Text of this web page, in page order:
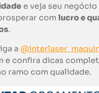
e veja seu negócio
com lucro e
.
a
e confira dicas
ramo com qualidade.